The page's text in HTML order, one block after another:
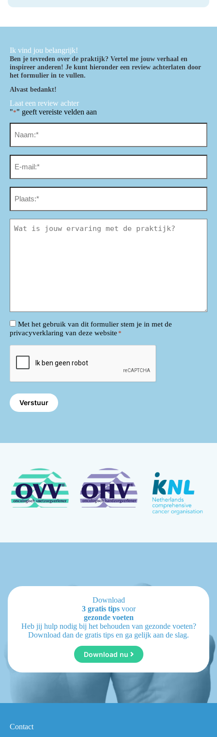
Ik vind jou belangrijk!
Ben je tevreden over de praktijk? Vertel me jouw verhaal en
inspireer anderen! Je kunt hieronder een review achterlaten door
het formulier in te vullen.
Alvast bedankt!
Laat een review achter
"*" geeft vereiste velden aan
Naam
Email
Plaats
vind
Consent
*
Met het gebruik van dit formulier stem je in met de
privacyverklaring van deze website *
Download
3 gratis tipsvoor
gezonde voeten
Heb jij hulp nodig bij het behouden van gezonde voeten?
Download dan de gratis tips en ga gelijk aan de slag.
Download nu
Contact